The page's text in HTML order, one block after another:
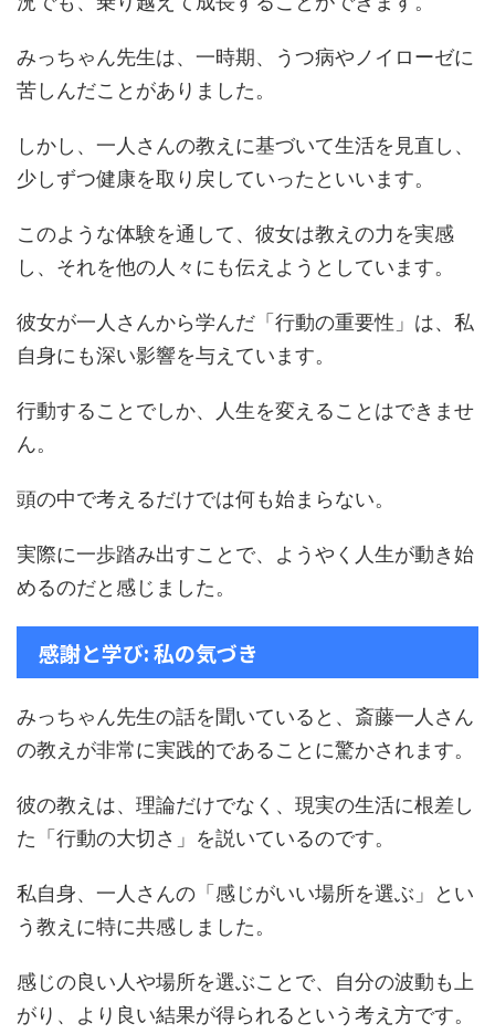
みっちゃん先生は、一時期、うつ病やノイローゼに
苦しんだことがありました。
しかし、一人さんの教えに基づいて生活を見直し、
少しずつ健康を取り戻していったといいます。
このような体験を通して、彼女は教えの力を実感
し、それを他の人々にも伝えようとしています。
彼女が一人さんから学んだ「行動の重要性」は、私
自身にも深い影響を与えています。
行動することでしか、人生を変えることはできませ
ん。
頭の中で考えるだけでは何も始まらない。
実際に一歩踏み出すことで、ようやく人生が動き始
めるのだと感じました。
感謝と学び: 私の気づき
みっちゃん先生の話を聞いていると、斎藤一人さん
の教えが非常に実践的であることに驚かされます。
彼の教えは、理論だけでなく、現実の生活に根差し
た「行動の大切さ」を説いているのです。
私自身、一人さんの「感じがいい場所を選ぶ」とい
う教えに特に共感しました。
感じの良い人や場所を選ぶことで、自分の波動も上
がり、より良い結果が得られるという考え方です。